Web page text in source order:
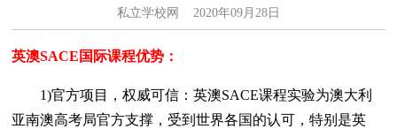
私立学校网 2020年09月28日
英澳SACE国际课程优势：
1)官方项目，权威可信：英澳SACE课程实验为澳大利
亚南澳高考局官方支撑，受到世界各国的认可，特别是英